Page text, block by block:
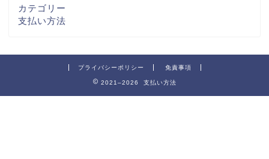
カテゴリー
支払い方法
プライバシーポリシー 免責事項
2021–2026 支払い方法